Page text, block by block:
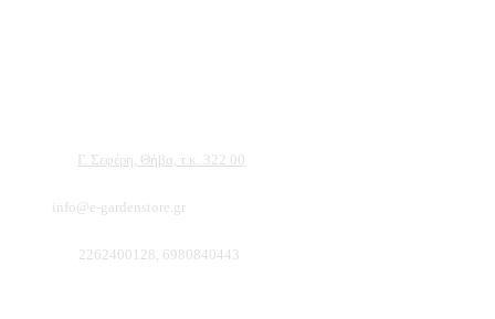
Γ. Σεφέρη, Θήβα, τ.κ. 322 00
info@e-gardenstore.gr
2262400128, 6980840443